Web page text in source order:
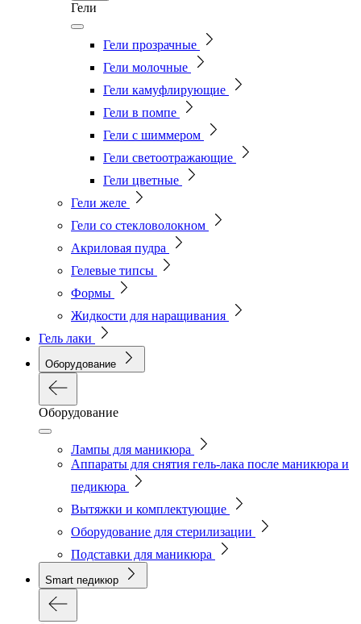
Гели
Гели прозрачные
Гели молочные
Гели камуфлирующие
Гели в помпе
Гели с шиммером
Гели светоотражающие
Гели цветные
Гели желе
Гели со стекловолокном
Акриловая пудра
Гелевые типсы
Формы
Жидкости для наращивания
Гель лаки
Оборудование
Оборудование
Лампы для маникюра
Аппараты для снятия гель-лака после маникюра и
педикюра
Вытяжки и комплектующие
Оборудование для стерилизации
Подставки для маникюра
Smart педикюр